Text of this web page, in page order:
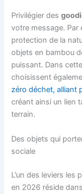
Privilégier des
votre message. Par
protection de la
objets en bambou
puissant. Dans
choisissent
zéro déchet, alliant
créant ainsi un lien
terrain.
Des objets qui
sociale
L’un des leviers
en 2026 réside